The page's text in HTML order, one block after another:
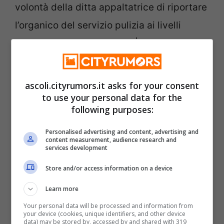
volontà della ditta appaltatrice di riportare
l’organico del servizio pulizia ai livelli
precedenti alla pandemia. |Come indicano
i dati ufficiali, il Covid non è stato sconfitto
pubbliche l’adozione di azioni che siano in
grado di frenare in maniera efficace il
contagio. In secondo luogo, dovremmo
fare tesoro dell’esperienza maturata
proprio durante il Covid: è un gravissimo
errore tornare al passato come se nulla
fosse accaduto, risparmiando sulla qualità
ascoli.cityrumors.it asks for your consent
to use your personal data for the
following purposes:
Personalised advertising and content, advertising and
content measurement, audience research and
services development
Store and/or access information on a device
Learn more
Your personal data will be processed and information from
your device (cookies, unique identifiers, and other device
data) may be stored by, accessed by and shared with 319